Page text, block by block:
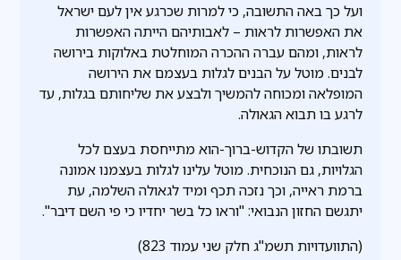
ועל כך באה התשובה, כי למרות שכרגע אין לעם ישראל
את האפשרות לראות – לאבותיהם הייתה האפשרות
לראות, ומהם עברה ההכרה המוחלטת באלוקות בירושה
לבנים. מוטל על הבנים לגלות בעצמם את הירושה
המופלאה ומכוחה להמשיך ולבצע את שליחותם בגלות, עד
לרגע בו תבוא הגאולה.
תשובתו של הקדוש-ברוך-הוא מתייחסת בעצם לכל
הגלויות, גם הנוכחית. מוטל עלינו לגלות בעצמנו אמונה
ברמת ראייה, וכך נזכה תכף ומיד לגאולה השלמה, עת
יתגשם החזון הנבואי: "וראו כל בשר יחדיו כי פי השם דיבר".
(התוועדויות תשמ"ג חלק שני עמוד 823)